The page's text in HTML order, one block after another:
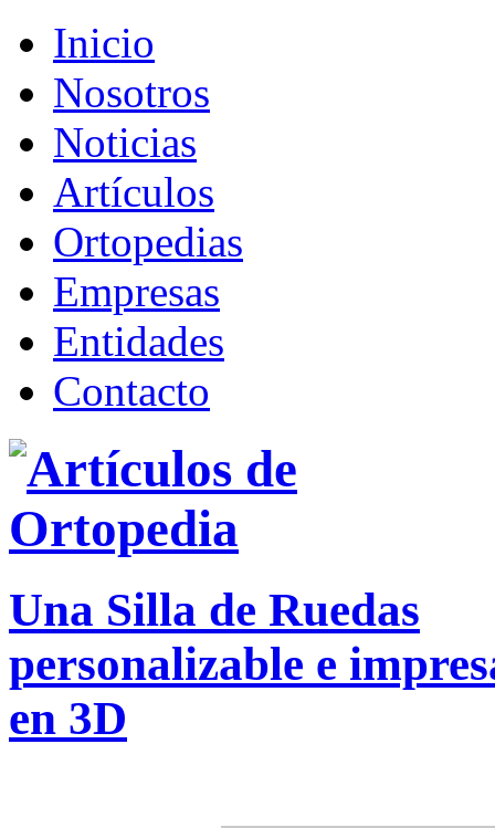
Inicio
Nosotros
Noticias
Artículos
Ortopedias
Empresas
Entidades
Contacto
Una Silla de Ruedas
personalizable e
en 3D